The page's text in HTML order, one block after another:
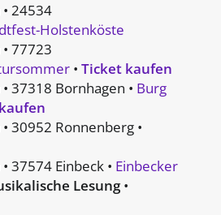
24534
Holstenköste
77723
• Ticket kaufen
37318 Bornhagen • Burg
30952 Ronnenberg •
37574 Einbeck • Einbecker
Lesung•